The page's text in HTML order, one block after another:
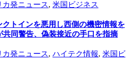
カ発ニュース, 米国ビジネス
トインを悪用し西側の機密情報を
同警告、偽装接近の手口を指摘
カ発ニュース, ハイテク情報, 米国ビ